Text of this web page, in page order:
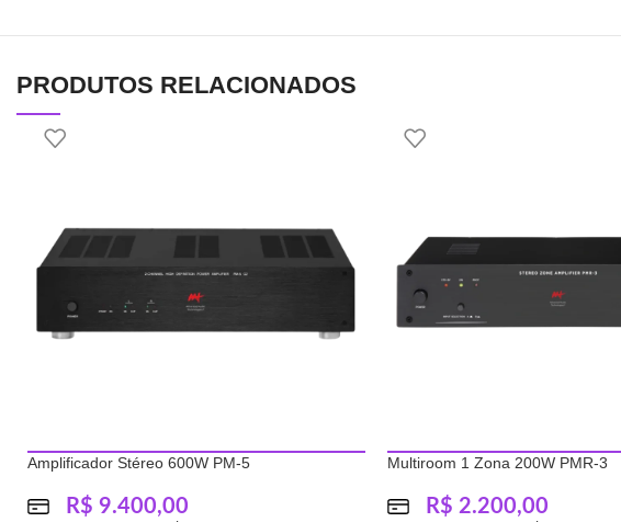
PRODUTOS RELACIONADOS
Amplificador Stéreo 600W PM-5
R$ 9.400,00
Multiroom 1 Zona 200W PMR-3
R$ 2.200,00